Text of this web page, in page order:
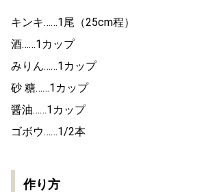
キンキ……1尾（25cm程）
酒……1カップ
みりん……1カップ
砂 糖……1カップ
醤油……1カップ
ゴボウ……1/2本
作り方